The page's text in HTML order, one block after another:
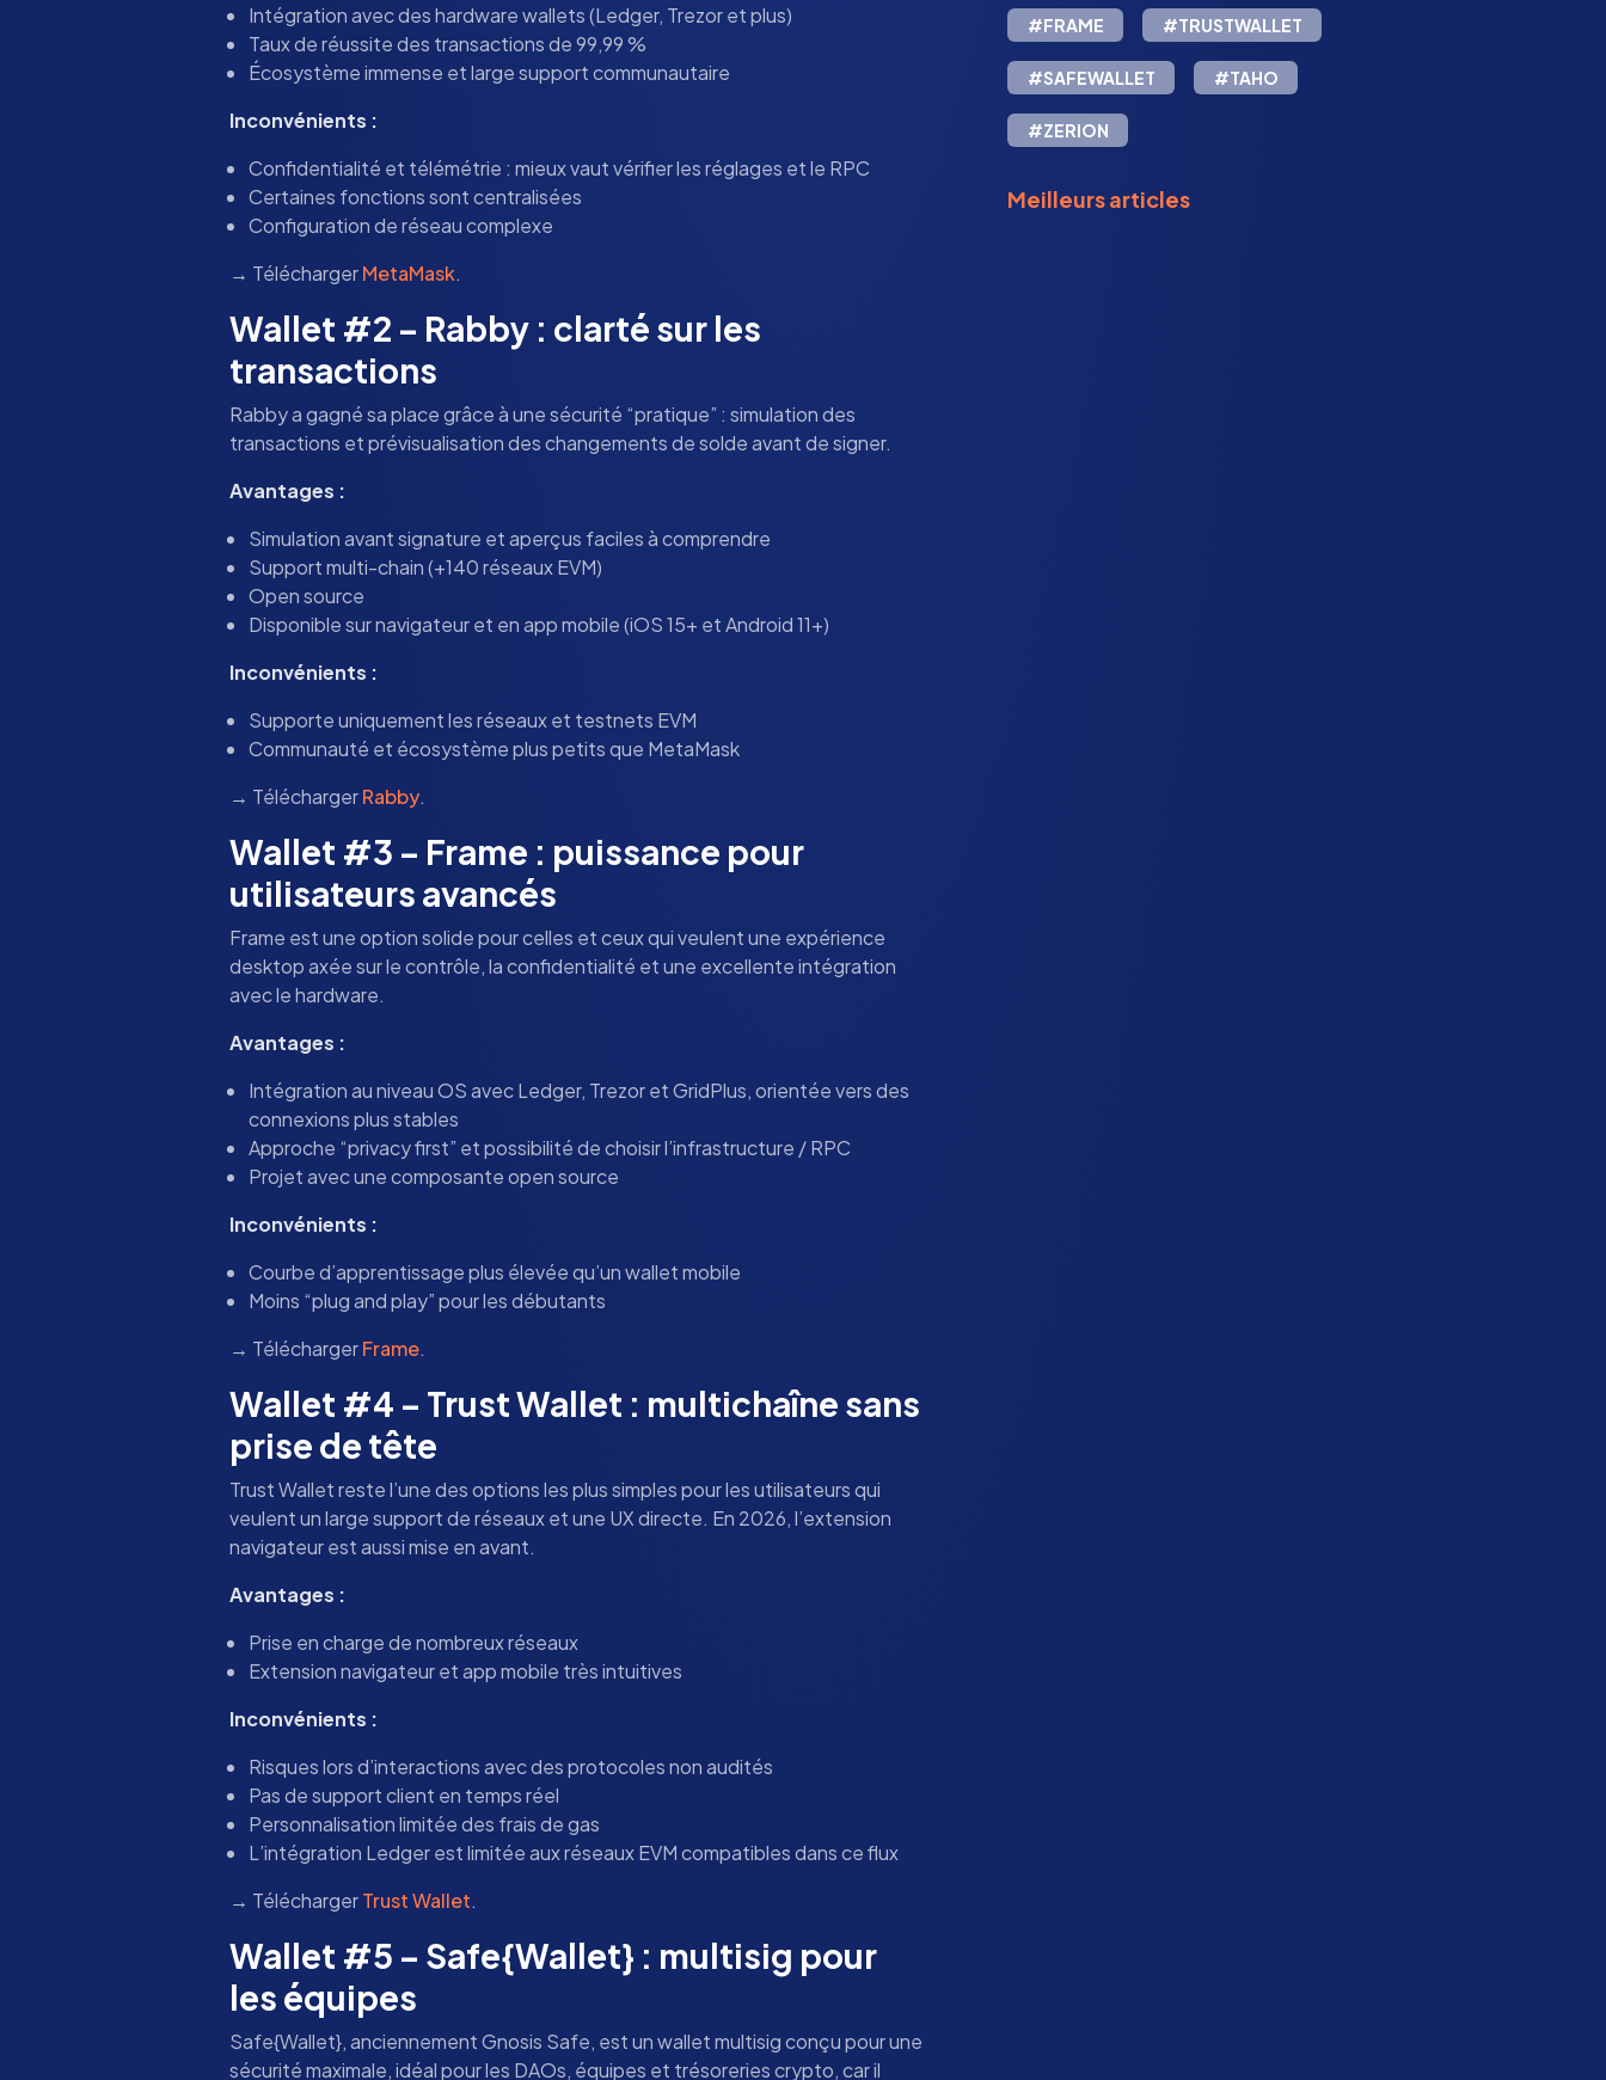
Intégration avec des hardware wallets (Ledger, Trezor et plus)
Taux de réussite des transactions de 99,99 %
Écosystème immense et large support communautaire
Inconvénients :
Confidentialité et télémétrie : mieux vaut vérifier les réglages et le RPC
Certaines fonctions sont centralisées
Configuration de réseau complexe
→ TéléchargerMetaMask.
Wallet #2 – Rabby : clarté sur les
transactions
Rabby a gagné sa place grâce à une sécurité “pratique” : simulation des
transactions et prévisualisation des changements de solde avant de signer.
Avantages :
Simulation avant signature et aperçus faciles à comprendre
Support multi-chain (+140 réseaux EVM)
Open source
Disponible sur navigateur et en app mobile (iOS 15+ et Android 11+)
Inconvénients :
Supporte uniquement les réseaux et testnets EVM
Communauté et écosystème plus petits que MetaMask
→ TéléchargerRabby.
Wallet #3 – Frame : puissance pour
utilisateurs avancés
Frame est une option solide pour celles et ceux qui veulent une expérience
desktop axée sur le contrôle, la confidentialité et une excellente intégration
avec le hardware.
Avantages :
Intégration au niveau OS avec Ledger, Trezor et GridPlus, orientée vers des
connexions plus stables
Approche “privacy first” et possibilité de choisir l’infrastructure / RPC
Projet avec une composante open source
Inconvénients :
Courbe d’apprentissage plus élevée qu’un wallet mobile
Moins “plug and play” pour les débutants
→ TéléchargerFrame.
Wallet #4 – Trust Wallet : multichaîne sans
prise de tête
Trust Wallet reste l’une des options les plus simples pour les utilisateurs qui
veulent un large support de réseaux et une UX directe. En 2026, l’extension
navigateur est aussi mise en avant.
Avantages :
Prise en charge de nombreux réseaux
Extension navigateur et app mobile très intuitives
Inconvénients :
Risques lors d’interactions avec des protocoles non audités
Pas de support client en temps réel
Personnalisation limitée des frais de gas
L’intégration Ledger est limitée aux réseaux EVM compatibles dans ce flux
→ TéléchargerTrust Wallet.
Wallet #5 – Safe{Wallet} : multisig pour
les équipes
Safe{Wallet}, anciennement Gnosis Safe, est un wallet multisig conçu pour une
sécurité maximale, idéal pour les DAOs, équipes et trésoreries crypto, car il
#FRAME #TRUSTWALLET
#SAFEWALLET #TAHO
#ZERION
Meilleurs articles